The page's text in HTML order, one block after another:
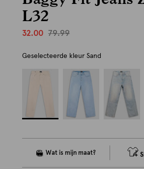
L32
32.00 79.99
Geselecteerde kleur Sand